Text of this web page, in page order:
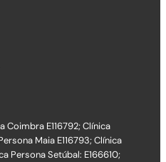
Coimbra E116792; Clínica
Maia E116793; Clínica
Persona Setúbal: E166610;